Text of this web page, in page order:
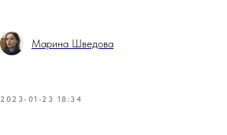
Марина Шведова
2023-01-23 18:34